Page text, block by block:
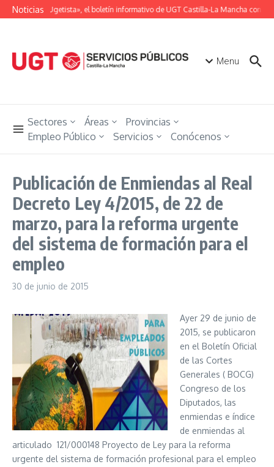
Saltar al contenido
Noticias
«Unión Ugetista», el boletín informativo de UGT Castilla-La Mancha con
Menu
Sectores Áreas
Provincias
Empleo Público
Servicios Conócenos
Publicación de Enmiendas al Real
Decreto Ley 4/2015, de 22 de
marzo, para la reforma urgente
del sistema de formación para el
empleo
30 de junio de 2015
Ayer 29 de junio de
2015, se publicaron
en el Boletín Oficial
de las Cortes
Generales ( BOCG)
Congreso de los
Diputados, las
enmiendas e índice
de enmiendas al
articulado 121/000148 Proyecto de Ley para la reforma
urgente del sistema de formación profesional para el empleo